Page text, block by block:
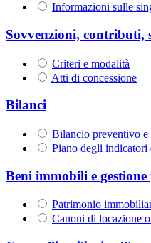
Informazioni sulle
Sovvenzioni, contributi,
Criteri e modalità
Atti di concessione
Bilanci
Bilancio preventivo e
Piano degli indicatori
Beni immobili e
Patrimonio
Canoni di locazione